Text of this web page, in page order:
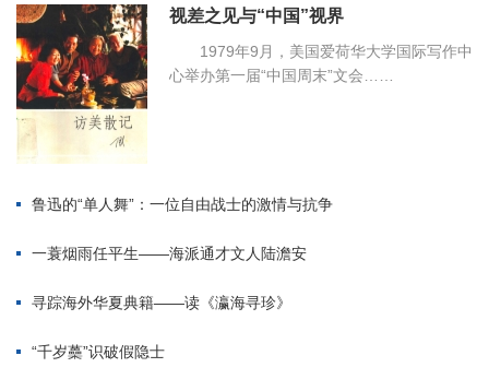
视差之见与“中国”视界
1979年9月，美国爱荷华大学国际写作中
心举办第一届“中国周末”文会……
鲁迅的“单人舞”：一位自由战士的激情与抗争
一蓑烟雨任平生——海派通才文人陆澹安
寻踪海外华夏典籍——读《瀛海寻珍》
“千岁蘽”识破假隐士